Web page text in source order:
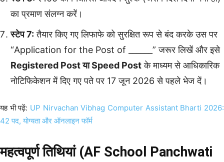
का प्रमाण संलग्न करें।
स्टेप 7: तैयार किए गए लिफाफे को सुरक्षित रूप से बंद करके उस पर
“Application for the Post of ______” जरूर लिखें और इसे
Registered Post या Speed Postके माध्यम से आधिकारिक
नोटिफिकेशन में दिए गए पते पर 17 जून 2026 से पहले भेज दें।
यह भी पढ़ें: UP Nirvachan Vibhag Computer Assistant Bharti 2026:
42 पद, योग्यता और ऑनलाइन फॉर्म
महत्वपूर्ण तिथियां (AF School Panchwati